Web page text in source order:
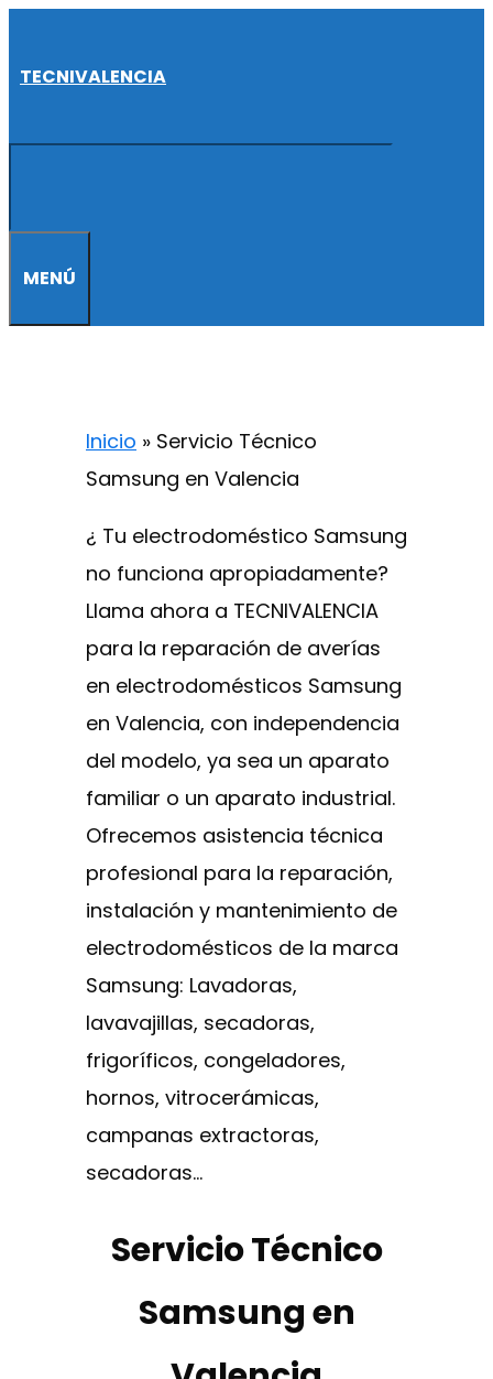
alTECNIVALENCIA
MENÚ
Inicio » Servicio Técnico
Samsung en Valencia
¿ Tu electrodoméstico Samsung
no funciona apropiadamente?
Llama ahora a TECNIVALENCIA
para la reparación de averías
en electrodomésticos Samsung
en Valencia, con independencia
del modelo, ya sea un aparato
familiar o un aparato industrial.
Ofrecemos asistencia técnica
profesional para la reparación,
instalación y mantenimiento de
electrodomésticos de la marca
Samsung: Lavadoras,
lavavajillas, secadoras,
frigoríficos, congeladores,
hornos, vitrocerámicas,
campanas extractoras,
secadoras…
Servicio Técnico
Samsung en